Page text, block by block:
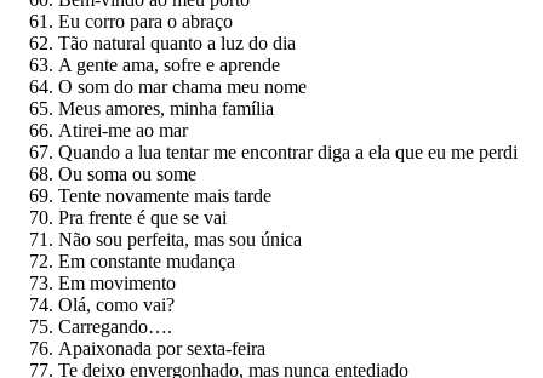
Eu corro para o abraço
Tão natural quanto a luz do dia
A gente ama, sofre e aprende
O som do mar chama meu nome
Meus amores, minha família
Atirei-me ao mar
Quando a lua tentar me encontrar diga a ela que eu me perdi
Ou soma ou some
Tente novamente mais tarde
Pra frente é que se vai
Não sou perfeita, mas sou única
Em constante mudança
Em movimento
Olá, como vai?
Carregando….
Apaixonada por sexta-feira
Te deixo envergonhado, mas nunca entediado